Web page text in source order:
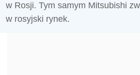
w Rosji. Tym samym Mitsubishi
w rosyjski rynek.